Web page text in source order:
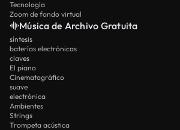
Tecnología
Zoom de fondo virtual
Música de Archivo Gratuita
síntesis
baterías electrónicas
claves
El piano
Cinematográfico
suave
electrónica
Ambientes
Strings
Trompeta acústica